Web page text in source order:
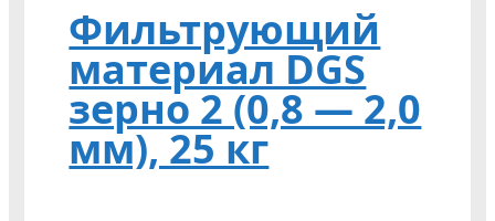
Фильтрующий
материал DGS
зерно 2 (0,8 — 2,0
мм), 25 кг